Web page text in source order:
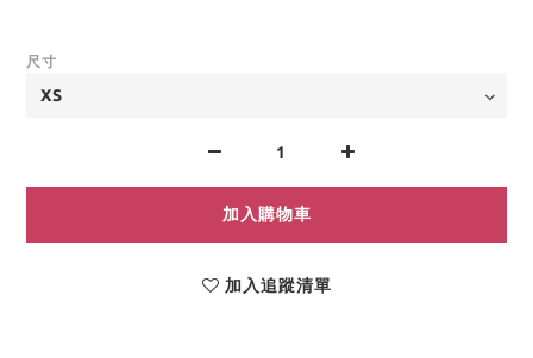
尺寸
加入購物車
加入追蹤清單